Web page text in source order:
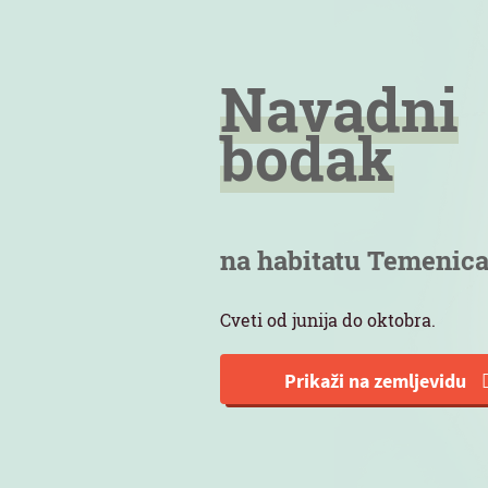
Navadni
bodak
na habitatu Temenica
Cveti od junija do oktobra.
Prikaži na zemljevidu